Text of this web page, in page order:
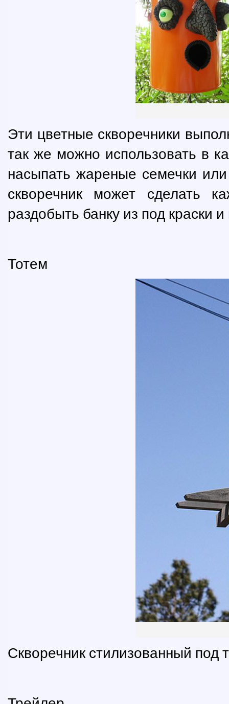
Эти цветные скворечники
так же можно использовать в
насыпать жареные семечки
скворечник может сделать
раздобыть банку из под краски
Тотем
Скворечник стилизованный под